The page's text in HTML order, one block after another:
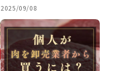
2025/09/08